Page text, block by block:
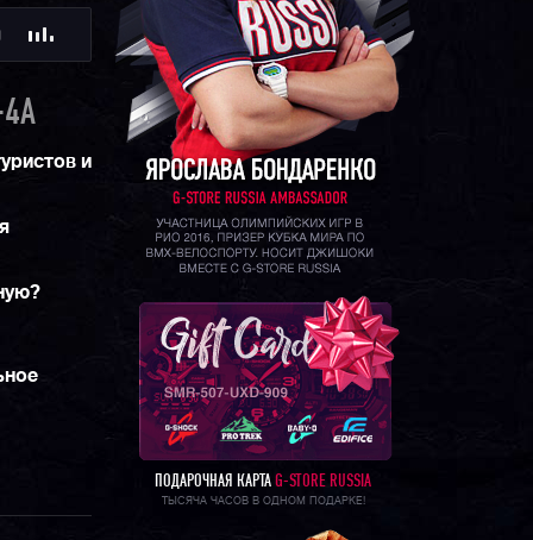
и
ПОДАРОЧНАЯ КАРТА G-STORE RUSSIA
ТЫСЯЧА ЧАСОВ В ОДНОМ ПОДАРКЕ!